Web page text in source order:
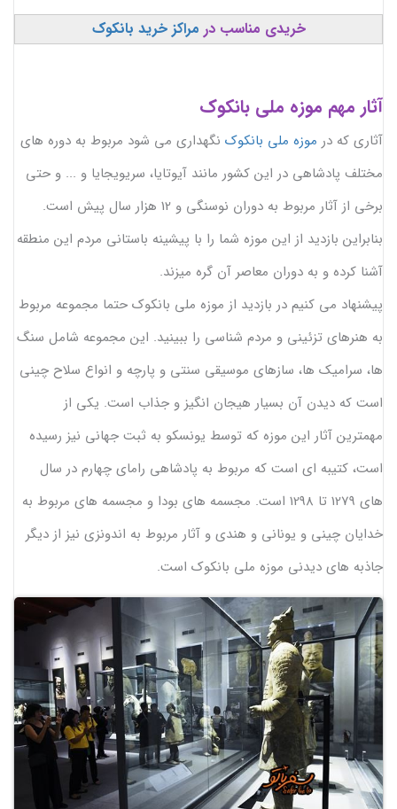
خریدی مناسب در مراکز خرید بانکوک
آثار مهم موزه ملی بانکوک
آثاری که در موزه ملی بانکوک نگهداری می شود مربوط به دوره های
مختلف پادشاهی در این کشور مانند آیوتایا، سریویجایا و ... و حتی
برخی از آثار مربوط به دوران نوسنگی و 12 هزار سال پیش است.
بنابراین بازدید از این موزه شما را با پیشینه باستانی مردم این منطقه
آشنا کرده و به دوران معاصر آن گره میزند.
پیشنهاد می کنیم در بازدید از موزه ملی بانکوک حتما مجموعه مربوط
به هنرهای تزئینی و مردم شناسی را ببینید. این مجموعه شامل سنگ
ها، سرامیک ها، سازهای موسیقی سنتی و پارچه و انواع سلاح چینی
است که دیدن آن بسیار هیجان انگیز و جذاب است. یکی از
مهمترین آثار این موزه که توسط یونسکو به ثبت جهانی نیز رسیده
است، کتیبه ای است که مربوط به پادشاهی رامای چهارم در سال
های 1279 تا 1298 است. مجسمه های بودا و مجسمه های مربوط به
خدایان چینی و یونانی و هندی و آثار مربوط به اندونزی نیز از دیگر
جاذبه های دیدنی موزه ملی بانکوک است.